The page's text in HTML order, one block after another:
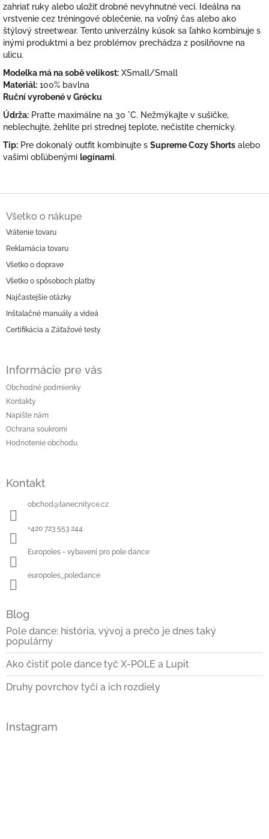
zahriať ruky alebo uložiť drobné nevyhnutné veci. Ideálna na
vrstvenie cez tréningové oblečenie, na voľný čas alebo ako
štýlový streetwear. Tento univerzálny kúsok sa ľahko kombinuje s
inými produktmi a bez problémov prechádza z posilňovne na
ulicu.
Modelka má na sobě velikost: XSmall/Small
Materiál: 100% bavlna
Ruční vyrobené v Grécku
Údrža: Praťte maximálne na 30 °C. Nežmýkajte v sušičke,
neblechujte, žehlite pri strednej teplote, nečistite chemicky.
Tip: Pre dokonalý outfit kombinujte s Supreme Cozy Shorts alebo
vašimi obľúbenými legínami.
p
e
Všetko o nákupe
Vrátenie tovaru
Reklamácia tovaru
Všetko o doprave
Všetko o spôsoboch platby
Najčastejšie otázky
Inštalačné manuály a videá
Certifikácia a Záťažové testy
Informácie pre vás
Obchodné podmienky
Kontakty
Napíšte nám
Ochrana soukromí
Hodnotenie obchodu
Kontakt
obchod@tanecnityce.cz
+420 723 553 244
Europoles - vybavení pro pole dance
europoles_poledance
Blog
Pole dance: história, vývoj a prečo je dnes taký
populárny
Ako čistiť pole dance tyč X-POLE a Lupit
Druhy povrchov tyčí a ich rozdiely
Instagram